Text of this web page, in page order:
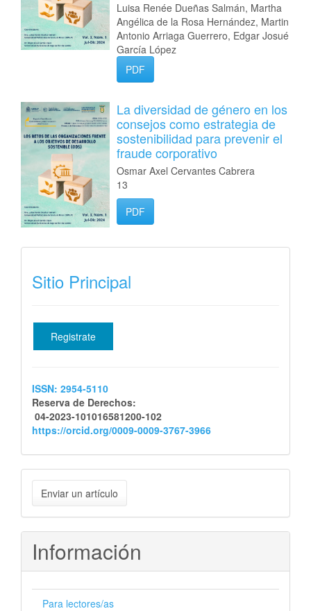
Luisa Renée Dueñas Salmán, Martha
Angélica de la Rosa Hernández, Martin
Antonio Arriaga Guerrero, Edgar Josué
García López
PDF
La diversidad de género en los
consejos como estrategia de
sostenibilidad para prevenir el
fraude corporativo
Osmar Axel Cervantes Cabrera
13
PDF
Sitio Principal
Registrate
ISSN: 2954-5110
Reserva de Derechos:
04-2023-101016581200-102
https://orcid.org/0009-0009-3767-3966
Enviar
un
artículo
Enviar un artículo
Información
Para lectores/as